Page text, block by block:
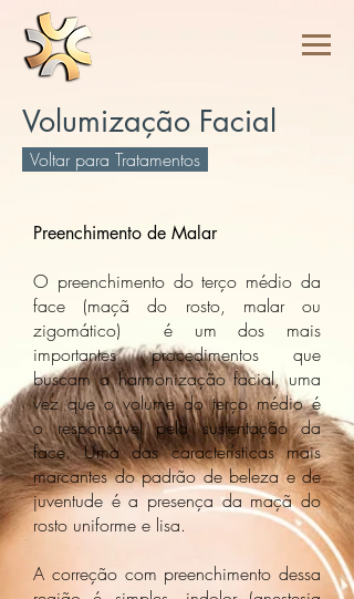
Volumização Facial
Voltar para Tratamentos
Preenchimento de Malar
O preenchimento do terço médio da
face (maçã do rosto, malar ou
zigomático) é um dos mais
importantes procedimentos que
buscam a harmonização facial, uma
vez que o volume do terço médio é
o responsável pela sustentação da
face. Uma das características mais
marcantes do padrão de beleza e de
juventude é a presença da maçã do
rosto uniforme e lisa.
A correção com preenchimento dessa